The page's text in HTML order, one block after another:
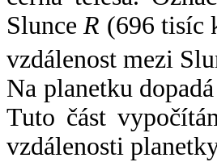
SlunceR (696 tisíc
vzdálenost mezi
Na planetku
Tuto část
vzdálenosti